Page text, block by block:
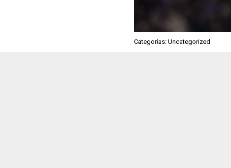
Categorías: Uncategorized